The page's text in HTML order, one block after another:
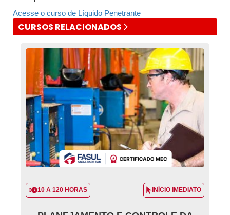
Acesse o curso de Líquido Penetrante
CURSOS RELACIONADOS
10 A 120 HORAS INÍCIO IMEDIATO